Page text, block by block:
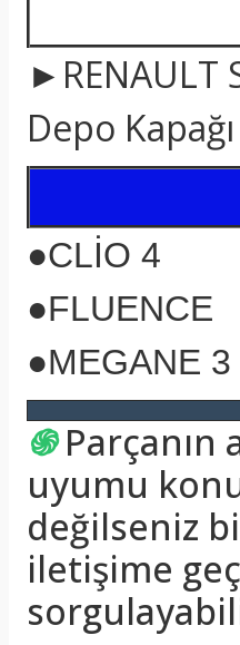
►RENAULT
Depo Kapağı
●CLİO 4
●FLUENCE
●MEGANE 3
֍ Parçanın
uyumu
değilseniz
iletişime